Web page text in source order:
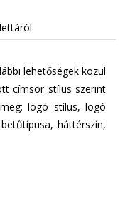
lehetőségek közül
címsor stílus szerint
logó stílus, logó
háttérszín,